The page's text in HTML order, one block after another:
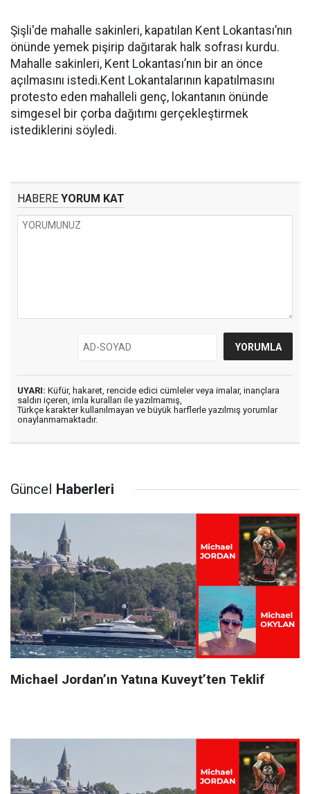
Şişli'de mahalle sakinleri, kapatılan Kent Lokantası’nın
önünde yemek pişirip dağıtarak halk sofrası kurdu.
Mahalle sakinleri, Kent Lokantası’nın bir an önce
açılmasını istedi.Kent Lokantalarının kapatılmasını
protesto eden mahalleli genç, lokantanın önünde
simgesel bir çorba dağıtımı gerçekleştirmek
istediklerini söyledi.
HABERE YORUM KAT
UYARI: Küfür, hakaret, rencide edici cümleler veya imalar, inançlara
saldırı içeren, imla kuralları ile yazılmamış,
Türkçe karakter kullanılmayan ve büyük harflerle yazılmış yorumlar
onaylanmamaktadır.
Güncel Haberleri
Michael Jordan’ın Yatına Kuveyt’ten Teklif